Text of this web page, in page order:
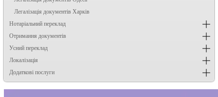
Легалізація документів Харків
Нотаріальний переклад
Отримання документів
Усний переклад
Локалізація
Додаткові послуги